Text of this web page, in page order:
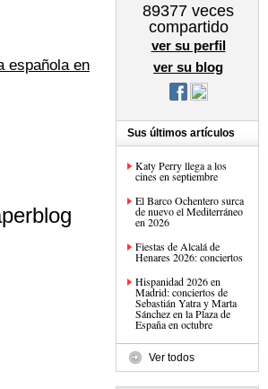
española en
89377 veces
compartido
ver su perfil
ver su blog
Sus últimos artículos
Katy Perry llega a los
cines en septiembre
El Barco Ochentero surca
de nuevo el Mediterráneo
en 2026
Fiestas de Alcalá de
Henares 2026: conciertos
Hispanidad 2026 en
Madrid: conciertos de
Sebastián Yatra y Marta
Sánchez en la Plaza de
España en octubre
Ver todos